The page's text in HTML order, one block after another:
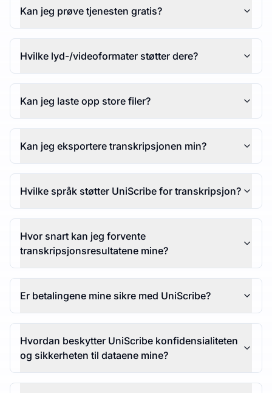
Kan jeg prøve tjenesten gratis?
Hvilke lyd-/videoformater støtter dere?
Kan jeg laste opp store filer?
Kan jeg eksportere transkripsjonen min?
Hvilke språk støtter UniScribe for transkripsjon?
Hvor snart kan jeg forvente
transkripsjonsresultatene mine?
Er betalingene mine sikre med UniScribe?
Hvordan beskytter UniScribe konfidensialiteten
og sikkerheten til dataene mine?